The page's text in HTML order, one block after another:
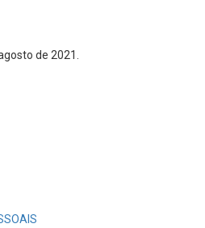
de 2021.